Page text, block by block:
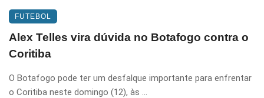
FUTEBOL
Alex Telles vira dúvida no Botafogo contra o
Coritiba
O Botafogo pode ter um desfalque importante para enfrentar
o Coritiba neste domingo (12), às ...